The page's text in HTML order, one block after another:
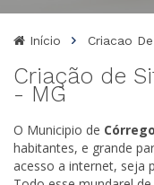
Início Criacao
Criação de
- MG
O Municipio de
habitantes, e grande
acesso a internet, seja